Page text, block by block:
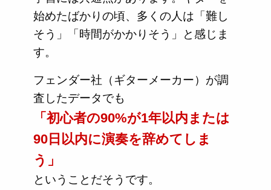
始めたばかりの頃、多くの人は「難し
そう」「時間がかかりそう」と感じま
す。
フェンダー社（ギターメーカー）が調
査したデータでも
「初心者の90%が1年以内または
90日以内に演奏を辞めてしま
う」
ということだそうです。